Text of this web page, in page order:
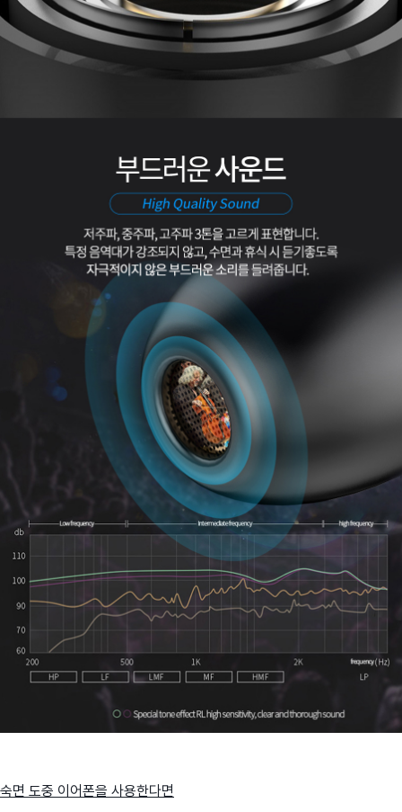
숙면 도중 이어폰을 사용한다면